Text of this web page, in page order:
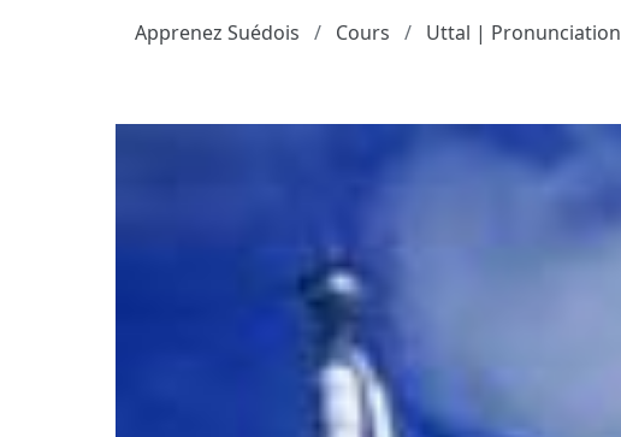
Apprenez Suédois
Cours Uttal | Pronunciation